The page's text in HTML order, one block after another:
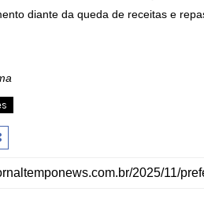
diante da queda de receitas e